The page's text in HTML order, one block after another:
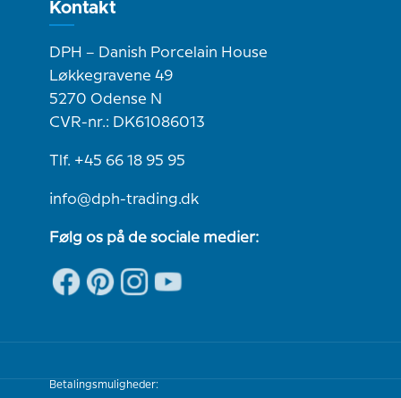
Kontakt
DPH – Danish Porcelain House
Løkkegravene 49
5270 Odense N
CVR-nr.: DK61086013
Tlf. +45 66 18 95 95
info@dph-trading.dk
Følg os på de sociale medier:
Betalingsmuligheder: